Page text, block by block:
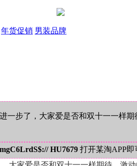
年货促销 男装品牌
一步了，大家爱是否和双十一一样
HU7679 打开某淘APP即